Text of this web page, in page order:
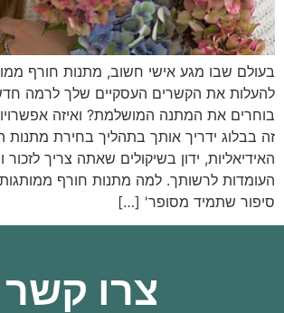
בעולם שבו מגע אישי חשוב, מתנות חורף
להעלות את הקשרים העסקיים שלך לרמה
בוחרים את המתנה המושלמת? ואיזה
זה בבלוג ידריך אותך בתהליך בחירת מתנות
האידיאליות, ידון בשיקולים שאתה צריך לזכור
העומדות לרשותך. למה מתנות חורף
סיפור שתמיד מסופר' […]
צרו קשר